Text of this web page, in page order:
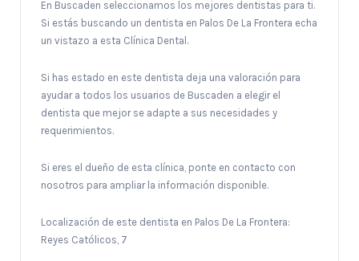
En Buscaden seleccionamos los mejores dentistas para ti.
Si estás buscando un dentista en Palos De La Frontera echa
un vistazo a esta Clínica Dental.
Si has estado en este dentista deja una valoración para
ayudar a todos los usuarios de Buscaden a elegir el
dentista que mejor se adapte a sus necesidades y
requerimientos.
Si eres el dueño de esta clínica, ponte en contacto con
nosotros para ampliar la información disponible.
Localización de este dentista en Palos De La Frontera:
Reyes Católicos, 7